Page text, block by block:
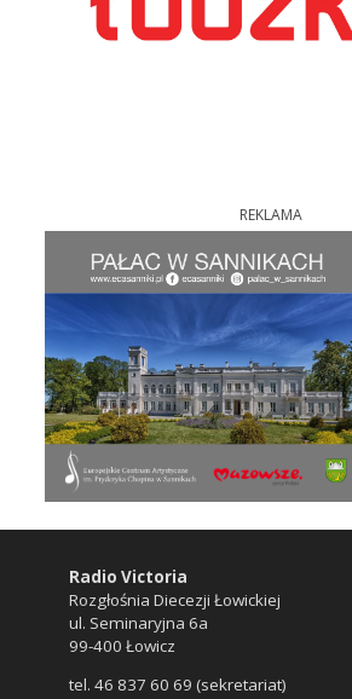
REKLAMA
Radio Victoria
Rozgłośnia Diecezji Łowickiej
ul. Seminaryjna 6a
99-400 Łowicz
tel. 46 837 60 69 (sekretariat)